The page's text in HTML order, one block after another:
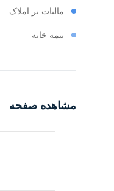
مالیات بر املاک
بیمه خانه
مشاهده صفحه